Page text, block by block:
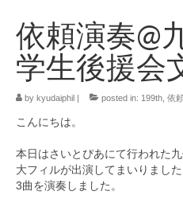
演奏会情報
卒業記念演奏会2027
九大フィルとは
ご寄付のお願い
依頼演奏@
学生後援会
by kyudaiphil posted in: 199th 依
こんにちは。
本日はさいとぴあにて行われた
大フィルが出演してまいりました
3曲を演奏しました。